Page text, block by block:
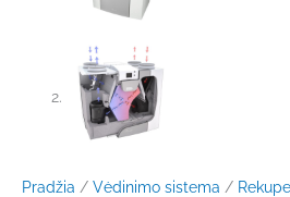
Pradžia / Vėdinimo sistema /